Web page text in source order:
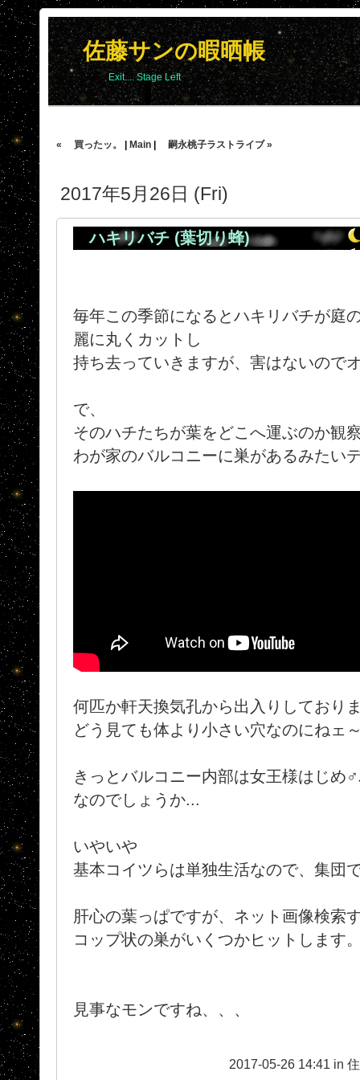
佐藤サンの暇晒帳
Exit.... Stage Left
« 買ったッ。 Main 嗣永桃子ラストライブ »
2017年5月26日 (Fri)
ハキリバチ (葉切り蜂)
毎年この季節になるとハキリバチが庭
麗に丸くカットし
持ち去っていきますが、害はないので
で、
そのハチたちが葉をどこへ運ぶのか観
わが家のバルコニーに巣があるみたい
何匹か軒天換気孔から出入りしており
どう見ても体より小さい穴なのにねェ
きっとバルコニー内部は女王様はじめ
なのでしょうか...
いやいや
基本コイツらは単独生活なので、集団
肝心の葉っぱですが、ネット画像検索
コップ状の巣がいくつかヒットします
見事なモンですね、、、
2017-05-26 14:41 in